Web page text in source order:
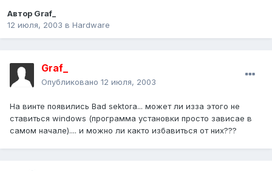
Автор Graf_
12 июля, 2003 в Hardware
Graf_
Опубликовано 12 июля, 2003
На винте появились Bad sektora... может ли изза этого не
ставиться windows (программа установки просто зависае в
самом начале).... и можно ли както избавиться от них???